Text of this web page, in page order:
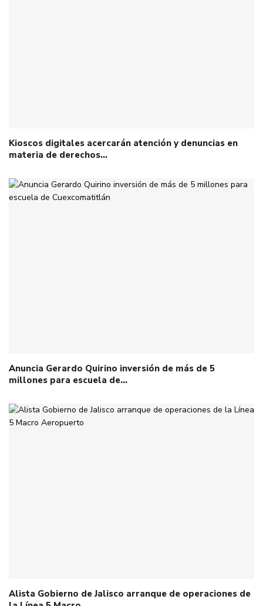
Kioscos digitales acercarán atención y denuncias en
materia de derechos…
Anuncia Gerardo Quirino inversión de más de 5
millones para escuela de…
Alista Gobierno de Jalisco arranque de operaciones de